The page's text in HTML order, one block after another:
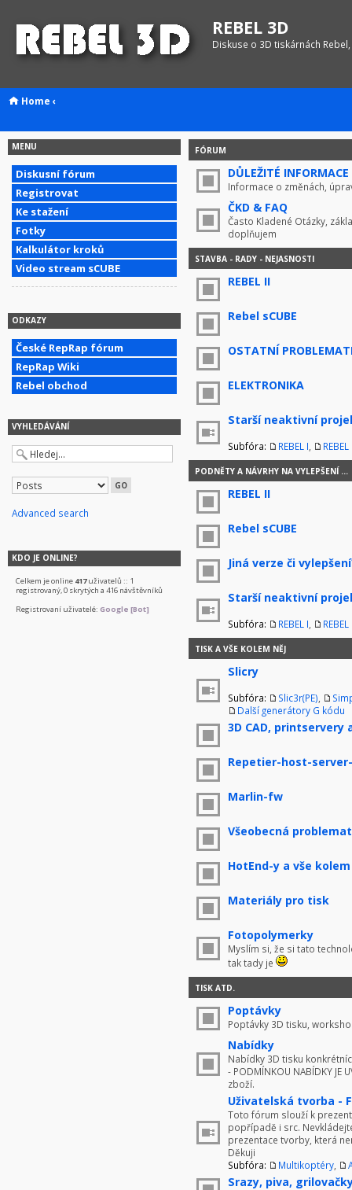
REBEL 3D
Diskuse o 3D tiskárnách
Home ‹
MENU
Diskusní fórum
Registrovat
Ke stažení
Fotky
Kalkulátor kroků
Video stream sCUBE
ODKAZY
České RepRap fórum
RepRap Wiki
Rebel obchod
VYHLEDÁVÁNÍ
Advanced search
KDO JE ONLINE?
Celkem je online 417uživatelů :: 1
registrovaný, 0 skrytých a 416 návštěvníků
Registrovaní uživatelé: Google [Bot]
FÓRUM
DŮLEŽITÉ INFORMACE
Informace o změnách,
ČKD & FAQ
Často Kladené Otázky,
doplňujem
STAVBA - RADY - NEJASNOSTI
REBEL II
Rebel sCUBE
OSTATNÍ
ELEKTRONIKA
Starší neaktivní
Subfóra: REBEL I REBEL
PODNĚTY A NÁVRHY NA VYLEPŠENÍ ...
REBEL II
Rebel sCUBE
Jiná verze či
Starší neaktivní
Subfóra: REBEL I REBEL
TISK A VŠE KOLEM NĚJ
Slicry
Subfóra: Slic3r(PE)
Další generátory G kódu
3D CAD, printservery
Repetier-host-
Marlin-fw
Všeobecná
HotEnd-y a vše kolem
Materiály pro tisk
Fotopolymerky
Myslím si, že si tato
tak tady je
TISK ATD.
Poptávky
Poptávky 3D tisku,
Nabídky
Nabídky 3D tisku
- PODMÍNKOU NABÍDKY JE
zboží.
Uživatelská tvorba -
Toto fórum slouží k
popřípadě i src.
prezentace tvorby, která
Děkuji
Subfóra:
Multikoptéry
Srazy, piva,